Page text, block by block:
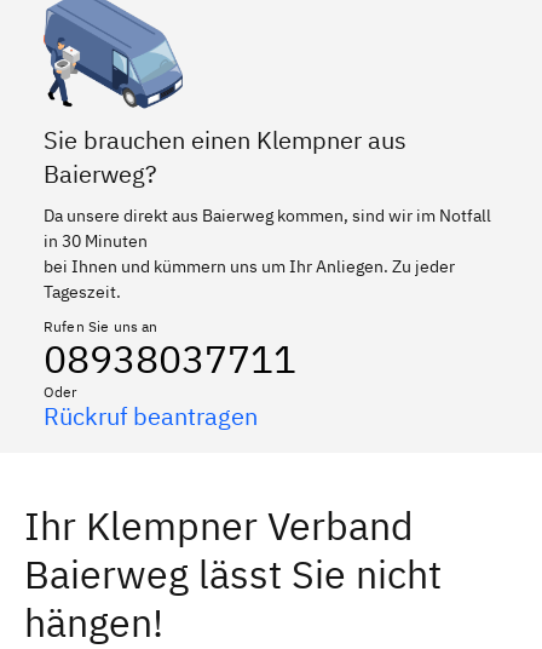
Sie brauchen einen Klempner aus
Baierweg?
Da unsere direkt aus Baierweg kommen, sind wir im Notfall
in 30 Minuten
bei Ihnen und kümmern uns um Ihr Anliegen. Zu jeder
Tageszeit.
Rufen Sie uns an
08938037711
Oder
Rückruf beantragen
Ihr Klempner Verband
Baierweg lässt Sie nicht
hängen!